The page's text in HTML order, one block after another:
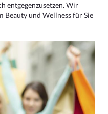
entgegenzusetzen. Wir
Beauty und Wellness für Sie